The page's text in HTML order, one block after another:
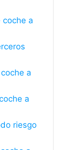
coche a
a
a
riesgo